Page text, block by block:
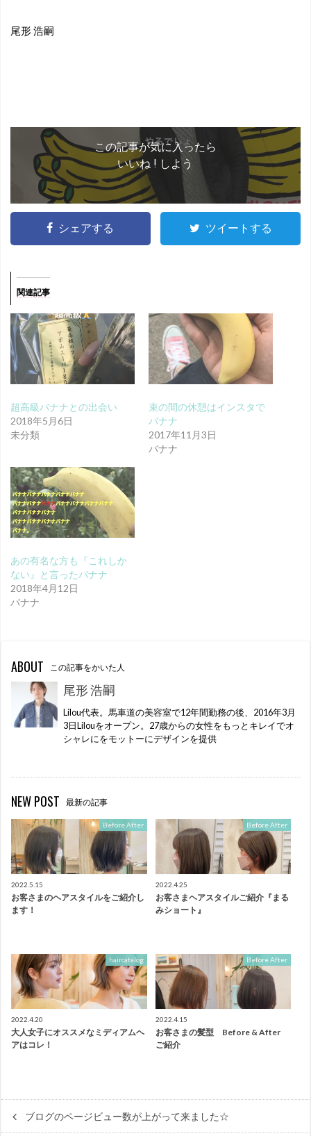
尾形 浩嗣
この記事が気に入ったら
いいね ! しよう
シェアする ツイートする
関連記事
超高級バナナとの出会い
2018年5月6日
未分類
束の間の休憩はインスタで
バナナ
2017年11月3日
バナナ
あの有名な方も『これしか
ない』と言ったバナナ
2018年4月12日
バナナ
ABOUT この記事をかいた人
尾形 浩嗣
Lilou代表。馬車道の美容室で12年間勤務の後、2016年3月
3日Lilouをオープン。27歳からの女性をもっとキレイでオ
シャレにをモットーにデザインを提供
NEW POST 最新の記事
Before After
2022.5.15
お客さまのヘアスタイルをご紹介し
ます！
Before After
2022.4.25
お客さまヘアスタイルご紹介『まる
みショート』
haircatalog
2022.4.20
大人女子にオススメなミディアムヘ
アはコレ！
Before After
2022.4.15
お客さまの髪型 Before & After
ご紹介
ブログのページビュー数が上がって来ました☆